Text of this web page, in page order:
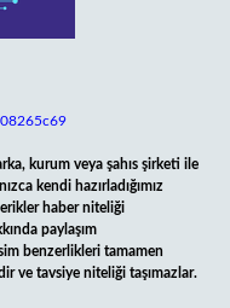
kurum veya şahıs şirketi ile
kendi hazırladığımız
haber niteliği
paylaşım
benzerlikleri tamamen
ve tavsiye niteliği taşımazlar.